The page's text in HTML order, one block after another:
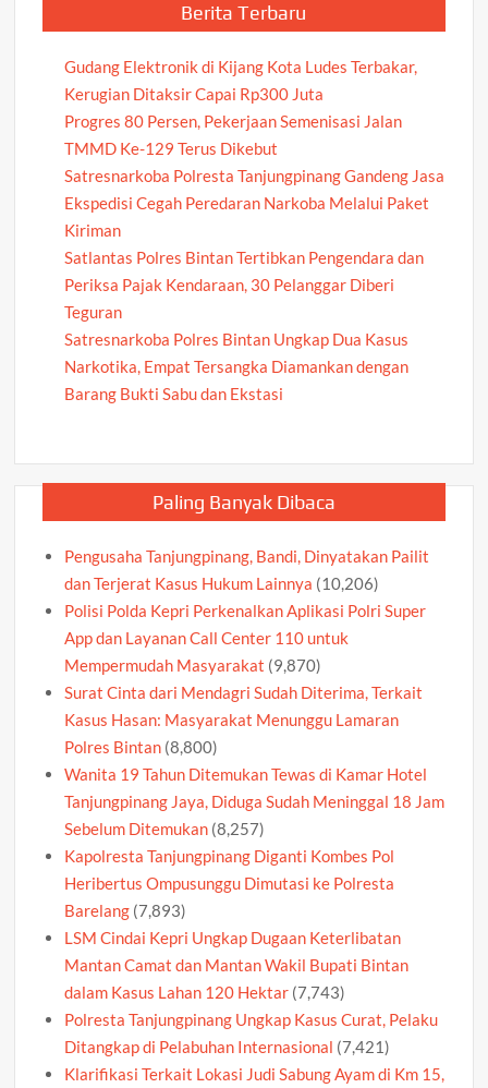
Berita Terbaru
Gudang Elektronik di Kijang Kota Ludes Terbakar,
Kerugian Ditaksir Capai Rp300 Juta
Progres 80 Persen, Pekerjaan Semenisasi Jalan
TMMD Ke-129 Terus Dikebut
Satresnarkoba Polresta Tanjungpinang Gandeng Jasa
Ekspedisi Cegah Peredaran Narkoba Melalui Paket
Kiriman
Satlantas Polres Bintan Tertibkan Pengendara dan
Periksa Pajak Kendaraan, 30 Pelanggar Diberi
Teguran
Satresnarkoba Polres Bintan Ungkap Dua Kasus
Narkotika, Empat Tersangka Diamankan dengan
Barang Bukti Sabu dan Ekstasi
Paling Banyak Dibaca
Pengusaha Tanjungpinang, Bandi, Dinyatakan Pailit
dan Terjerat Kasus Hukum Lainnya (10,206)
Polisi Polda Kepri Perkenalkan Aplikasi Polri Super
App dan Layanan Call Center 110 untuk
Mempermudah Masyarakat (9,870)
Surat Cinta dari Mendagri Sudah Diterima, Terkait
Kasus Hasan: Masyarakat Menunggu Lamaran
Polres Bintan (8,800)
Wanita 19 Tahun Ditemukan Tewas di Kamar Hotel
Tanjungpinang Jaya, Diduga Sudah Meninggal 18 Jam
Sebelum Ditemukan (8,257)
Kapolresta Tanjungpinang Diganti Kombes Pol
Heribertus Ompusunggu Dimutasi ke Polresta
Barelang (7,893)
LSM Cindai Kepri Ungkap Dugaan Keterlibatan
Mantan Camat dan Mantan Wakil Bupati Bintan
dalam Kasus Lahan 120 Hektar (7,743)
Polresta Tanjungpinang Ungkap Kasus Curat, Pelaku
Ditangkap di Pelabuhan Internasional (7,421)
Klarifikasi Terkait Lokasi Judi Sabung Ayam di Km 15,